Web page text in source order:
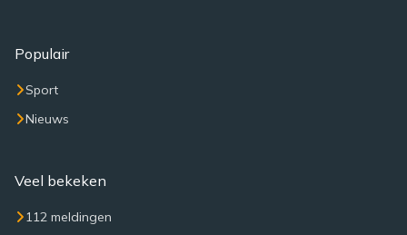
Populair
Sport
Nieuws
Veel bekeken
112 meldingen